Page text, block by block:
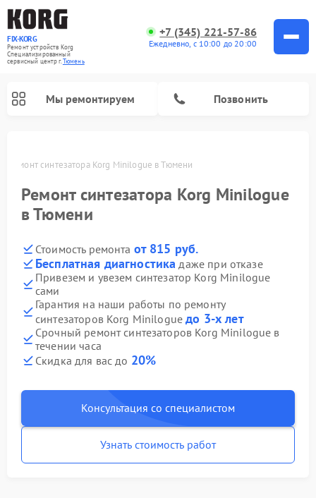
FIX-KORG
Ремонт устройств Korg
Специализированный
cервисный центр г.Тюмень
+7 (345) 221-57-86
Ежедневно, с 10:00 до 20:00
Мы ремонтируем Позвонить
Ремонт синтезатора Korg Minilogue в Тюмени
Ремонт синтезатора Korg Minilogue
в Тюмени
Стоимость ремонта от 815 руб.
Бесплатная диагностика даже при отказе
Привезем и увезем синтезатор Korg Minilogue
сами
Гарантия на наши работы по ремонту
синтезаторов Korg Minilogueдо 3-х лет
Срочный ремонт синтезаторов Korg Minilogue в
течении часа
Скидка для вас до 20%
Консультация со специалистом
Узнать стоимость работ